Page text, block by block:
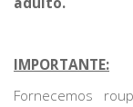
IMPORTANTE:
Fornecemos